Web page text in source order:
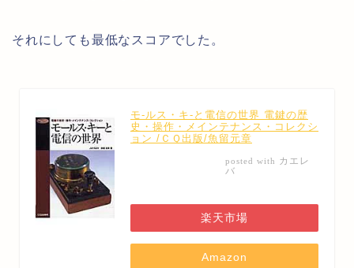
それにしても最低なスコアでした。
モ-ルス・キ-と電信の世界 電鍵の歴
史・操作・メインテナンス・コレクシ
ョン /ＣＱ出版/魚留元章
posted with カエレ
バ
楽天市場
Amazon